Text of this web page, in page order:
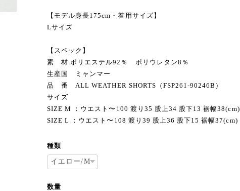
【モデル身長175cm・着用サイズ】
Lサイズ
【スペック】
素 材 ポリエステル92％ ポリウレタン8％
生産国 ミャンマー
品 番 ALL WEATHER SHORTS（FSP261-90246B）
サイズ
SIZE M ：ウエスト〜100 渡り35 股上34 股下13 裾幅38(cm)
SIZE L ：ウエスト〜108 渡り39 股上36 股下15 裾幅37(cm)
種類
数量